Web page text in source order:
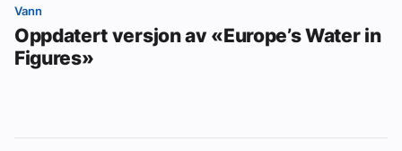
Vann
Oppdatert versjon av «Europe’s Water in
Figures»